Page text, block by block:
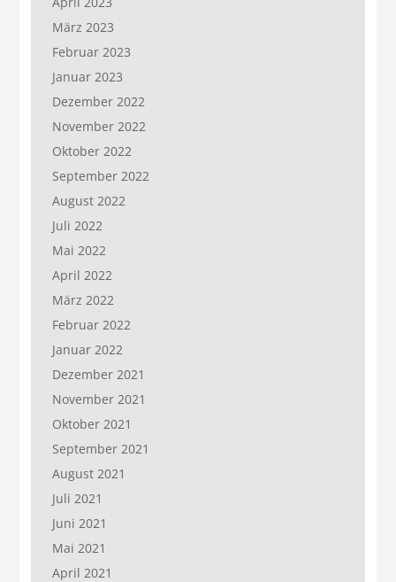
März 2023
Februar 2023
Januar 2023
Dezember 2022
November 2022
Oktober 2022
September 2022
August 2022
Juli 2022
Mai 2022
April 2022
März 2022
Februar 2022
Januar 2022
Dezember 2021
November 2021
Oktober 2021
September 2021
August 2021
Juli 2021
Juni 2021
Mai 2021
April 2021